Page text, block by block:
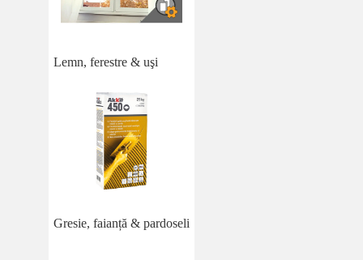
Lemn, ferestre & uşi
Gresie, faianță & pardoseli